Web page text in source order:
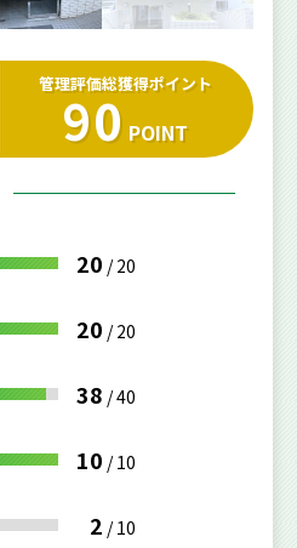
管理評価総獲得ポイント
90 POINT
20 /20
20 /20
38 /40
10 /10
2 /10